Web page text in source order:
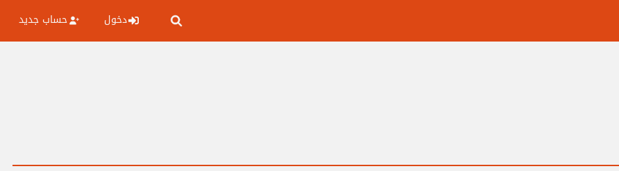
دخول حساب جديد